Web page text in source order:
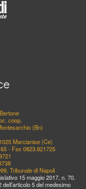
coop.
(Bn)
Marcianise (Ce)
- Fax 0823.821725
Tribunale di Napoli
15 maggio 2017, n. 70.
5 del medesimo